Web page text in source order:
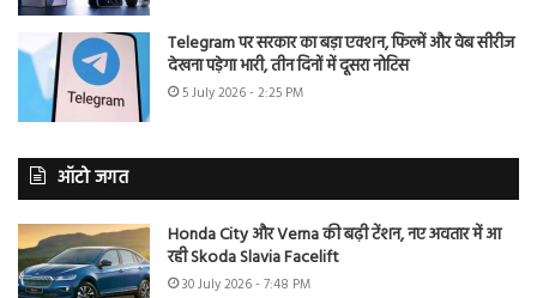
Telegram पर सरकार का बड़ा एक्शन, फिल्में और वेब सीरीज
देखना पड़ेगा भारी, तीन दिनों में दूसरा नोटिस
5 July 2026 - 2:25 PM
ऑटो जगत
Honda City और Verna की बढ़ी टेंशन, नए अवतार में आ
रही Skoda Slavia Facelift
30 July 2026 - 7:48 PM